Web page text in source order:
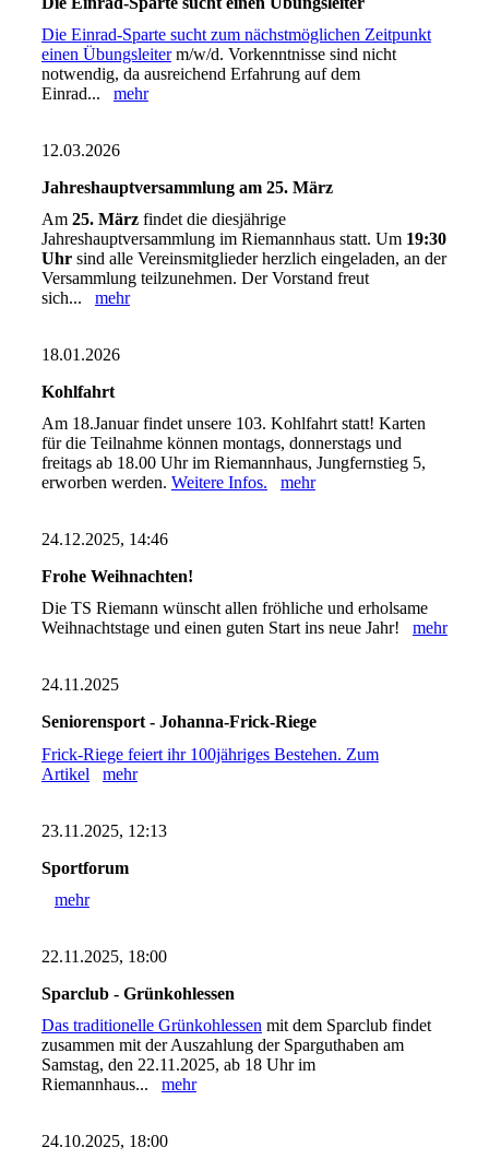
Die Einrad-Sparte sucht zum nächstmöglichen Zeitpunkt
einen Übungsleiterm/w/d. Vorkenntnisse sind nicht
notwendig, da ausreichend Erfahrung auf dem
Einrad... mehr
12.03.2026
Jahreshauptversammlung am 25. März
Am 25. Märzfindet die diesjährige
Jahreshauptversammlung im Riemannhaus statt. Um 19:30
Uhrsind alle Vereinsmitglieder herzlich eingeladen, an der
Versammlung teilzunehmen. Der Vorstand freut
sich... mehr
18.01.2026
Kohlfahrt
Am 18.Januar findet unsere 103. Kohlfahrt statt! Karten
für die Teilnahme können montags, donnerstags und
freitags ab 18.00 Uhr im Riemannhaus, Jungfernstieg 5,
erworben werden. Weitere Infos. mehr
24.12.2025, 14:46
Frohe Weihnachten!
Die TS Riemann wünscht allen fröhliche und erholsame
Weihnachtstage und einen guten Start ins neue Jahr! mehr
24.11.2025
Seniorensport - Johanna-Frick-Riege
Frick-Riege feiert ihr 100jähriges Bestehen. Zum
Artikel
mehr
23.11.2025, 12:13
Sportforum
mehr
22.11.2025, 18:00
Sparclub - Grünkohlessen
Das traditionelle Grünkohlessen mit dem Sparclub findet
zusammen mit der Auszahlung der Sparguthaben am
Samstag, den 22.11.2025, ab 18 Uhr im
Riemannhaus... mehr
24.10.2025, 18:00